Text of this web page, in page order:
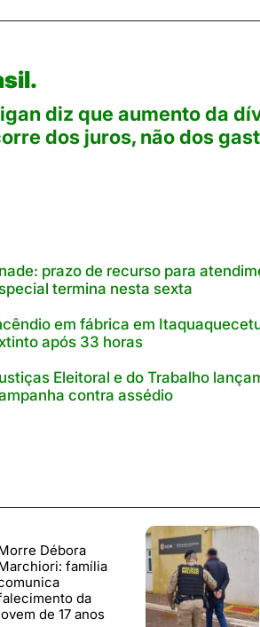
diz que aumento da
dos juros, não dos
prazo de recurso para
termina nesta sexta
em fábrica em
após 33 horas
Eleitoral e do Trabalho
contra assédio
Débora
família
da
de 17 anos